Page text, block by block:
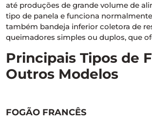
até produções de grande volume de
tipo de panela e funciona
também bandeja inferior coletora de
queimadores simples ou duplos, que
Principais Tipos de
Outros Modelos
FOGÃO FRANCÊS